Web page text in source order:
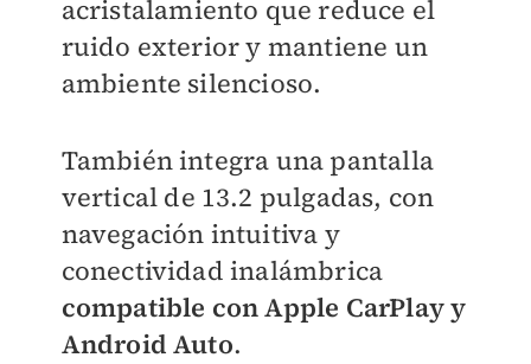
acristalamiento que reduce el
ruido exterior y mantiene un
ambiente silencioso.
También integra una pantalla
vertical de 13.2 pulgadas, con
navegación intuitiva y
conectividad inalámbrica
compatible con Apple CarPlay y
Android Auto.